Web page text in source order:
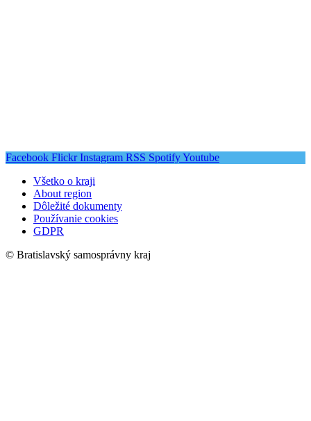
Facebook Flickr Instagram RSS SpotifyYoutube
Všetko o kraji
About region
Dôležité dokumenty
Používanie cookies
GDPR
© Bratislavský samosprávny kraj